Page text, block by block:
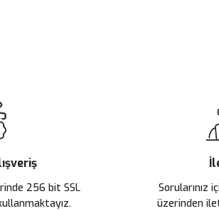
256 bit SSL
Sorularınız
üzerinden